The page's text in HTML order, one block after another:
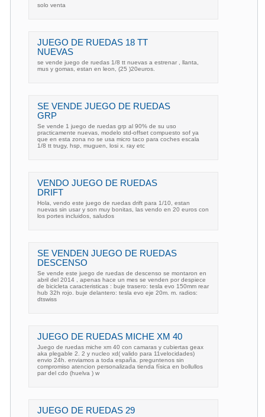
solo venta
JUEGO DE RUEDAS 18 TT
NUEVAS
se vende juego de ruedas 1/8 tt nuevas a estrenar , llanta,
mus y gomas, estan en leon, (25 )20euros.
SE VENDE JUEGO DE RUEDAS
GRP
Se vende 1 juego de ruedas grp al 90% de su uso
practicamente nuevas, modelo std-offset compuesto sof ya
que en esta zona no se usa micro taco para coches escala
1/8 tt trugy, hsp, muguen, losi x. ray etc
VENDO JUEGO DE RUEDAS
DRIFT
Hola, vendo este juego de ruedas drift para 1/10, estan
nuevas sin usar y son muy bonitas, las vendo en 20 euros con
los portes incluidos, saludos
SE VENDEN JUEGO DE RUEDAS
DESCENSO
Se vende este juego de ruedas de descenso se montaron en
abril del 2014 , apenas hace un mes se venden por despiece
de bicicleta caracteristicas : buje trasero: tesla evo 150mm rear
hub 32h rojo. buje delantero: tesla evo eje 20m. m. radios:
dtswiss
JUEGO DE RUEDAS MICHE XM 40
Juego de ruedas miche xm 40 con camaras y cubiertas geax
aka plegable 2. 2 y nucleo xd( valido para 11velocidades)
envio 24h. enviamos a toda españa. preguntenos sin
compromiso atencion personalizada tienda física en bollullos
par del cdo (huelva ) w
JUEGO DE RUEDAS 29